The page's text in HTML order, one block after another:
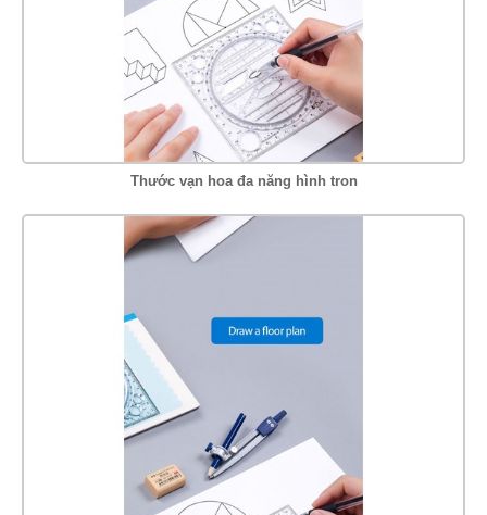
Thước vạn hoa đa năng hình tron